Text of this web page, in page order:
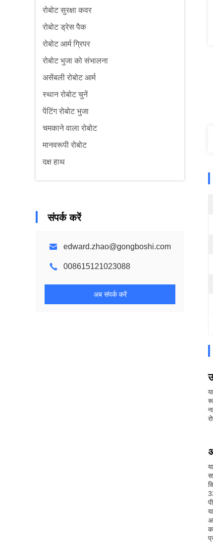
रोबोट सुरक्षा कवर
रोबोट ड्रेस पैक
रोबोट आर्म ग्रिपर
रोबोट भुजा को संभालना
असेंबली रोबोट आर्म
स्थान रोबोट चुनें
पेंटिंग रोबोट भुजा
चमकाने वाला रोबोट
मानवरूपी रोबोट
दक्ष हाथ
संपर्क करें
edward.zhao@gongboshi.com
008615121023088
अब संपर्क करें